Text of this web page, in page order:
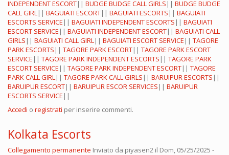
INDEPENDENT ESCORT|| BUDGE BUDGE CALL GIRLS || BUDGE BUDGE
CALL GIRL|| BAGUIATI ESCORT|| BAGUIATI ESCORTS || BAGUIATI
ESCORTS SERVICE || BAGUIATI INDEPENDENT ESCORTS || BAGUIATI
ESCORT SERVICE || BAGUIATI INDEPENDENT ESCORT|| BAGUIATI CALL
GIRLS || BAGUIATI CALL GIRL|| BAGUIATI ESCORT SERVICE || TAGORE
PARK ESCORTS || TAGORE PARK ESCORT|| TAGORE PARK ESCORT
SERVICE || TAGORE PARK INDEPENDENT ESCORTS || TAGORE PARK
ESCORT SERVICE || TAGORE PARK INDEPENDENT ESCORT|| TAGORE
PARK CALL GIRL|| TAGORE PARK CALL GIRLS || BARUIPUR ESCORTS ||
BARUIPUR ESCORT|| BARUIPUR ESCOR SERVICES || BARUIPUR
ESCORTS SERVICE ||
Accedi o registrati per inserire commenti.
Kolkata Escorts
Collegamento permanente Inviato da piyasen2 il Dom, 05/25/2025 -